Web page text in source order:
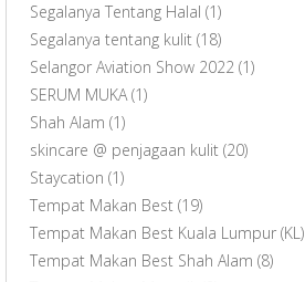
Segalanya Tentang Halal (1)
Segalanya tentang kulit (18)
Selangor Aviation Show 2022 (1)
SERUM MUKA(1)
Shah Alam (1)
skincare @ penjagaan kulit (20)
Staycation (1)
Tempat Makan Best (19)
Tempat Makan Best Kuala Lumpur (KL)
Tempat Makan Best Shah Alam (8)